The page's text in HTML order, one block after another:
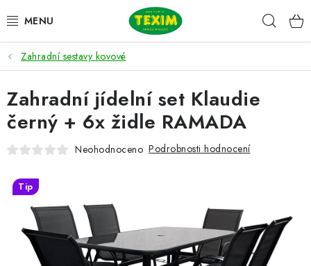
na
ZAHRADNÍ SESTAVY
ŽIDLE
STOLY
LEHÁTKA
POLSTRY
Zahradní sestavy kovové
Zahradní jídelní set Klaudie
černý + 6x židle RAMADA
Neohodnoceno Podrobnosti hodnocení
Tip